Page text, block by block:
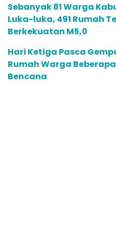
Sebanyak 81 Warga
Luka-luka, 491 Rumah
Berkekuatan M5,0
Hari Ketiga Pasca
Rumah Warga
Bencana